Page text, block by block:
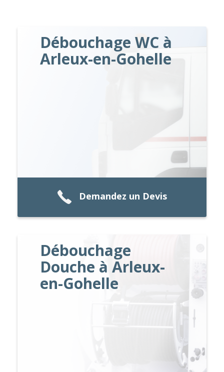
Débouchage WC à
Arleux-en-Gohelle
Demandez un Devis
Débouchage
Douche à Arleux-
en-Gohelle